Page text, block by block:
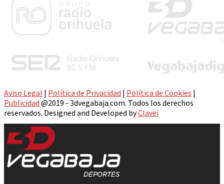
Aviso Legal | Política de Privacidad | Política de Cookies |
Publicidad @2019 - 3dvegabaja.com. Todos los derechos
reservados. Designed and Developed byClavei